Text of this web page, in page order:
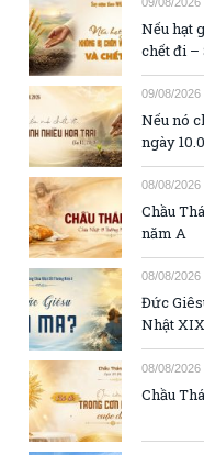
Nếu hạt
chết đi –
09/08/2026
Nếu nó
ngày
08/08/2026
Chầu
năm A
08/08/2026
Đức
Nhật
08/08/2026
Chầu